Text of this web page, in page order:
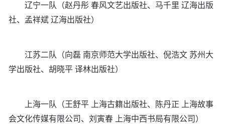
辽宁一队（赵丹彤 春风文艺出版社、马千里 辽海出版
社、孟祥斌 辽海出版社）
江苏二队（向磊 南京师范大学出版社、倪浩文 苏州大
学出版社、胡晓平 译林出版社）
上海一队（王舒平 上海古籍出版社、陈丹正 上海故事
会文化传媒有限公司、刘寅春 上海中西书局有限公司）